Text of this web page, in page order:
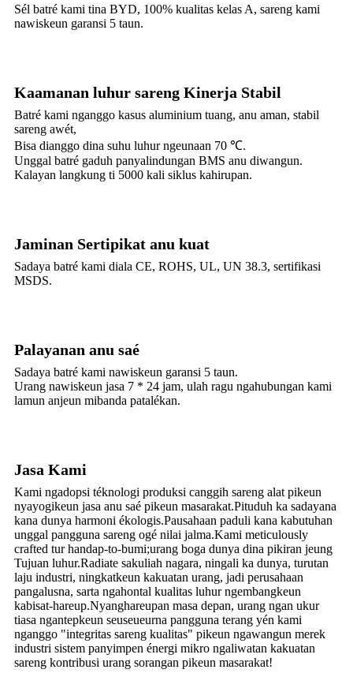
Sél batré kami tina BYD, 100% kualitas kelas A, sareng kami
nawiskeun garansi 5 taun.
Kaamanan luhur sareng Kinerja Stabil
Batré kami nganggo kasus aluminium tuang, anu aman, stabil
sareng awét,
Bisa dianggo dina suhu luhur ngeunaan 70 ℃.
Unggal batré gaduh panyalindungan BMS anu diwangun.
Kalayan langkung ti 5000 kali siklus kahirupan.
Jaminan Sertipikat anu kuat
Sadaya batré kami diala CE, ROHS, UL, UN 38.3, sertifikasi
MSDS.
Palayanan anu saé
Sadaya batré kami nawiskeun garansi 5 taun.
Urang nawiskeun jasa 7 * 24 jam, ulah ragu ngahubungan kami
lamun anjeun mibanda patalékan.
Jasa Kami
Kami ngadopsi téknologi produksi canggih sareng alat pikeun
nyayogikeun jasa anu saé pikeun masarakat.Pituduh ka sadayana
kana dunya harmoni ékologis.Pausahaan paduli kana kabutuhan
unggal pangguna sareng ogé nilai jalma.Kami meticulously
crafted tur handap-to-bumi;urang boga dunya dina pikiran jeung
Tujuan luhur.Radiate sakuliah nagara, ningali ka dunya, turutan
laju industri, ningkatkeun kakuatan urang, jadi perusahaan
pangalusna, sarta ngahontal kualitas luhur ngembangkeun
kabisat-hareup.Nyanghareupan masa depan, urang ngan ukur
tiasa ngantepkeun seuseueurna pangguna terang yén kami
nganggo "integritas sareng kualitas" pikeun ngawangun merek
industri sistem panyimpen énergi mikro ngaliwatan kakuatan
sareng kontribusi urang sorangan pikeun masarakat!